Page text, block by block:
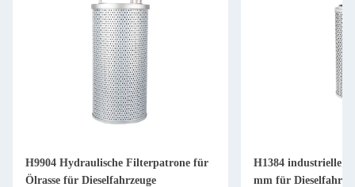
H9904 Hydraulische Filterpatrone für
Ölrasse für Dieselfahrzeuge
H1384 industrielle
mm für